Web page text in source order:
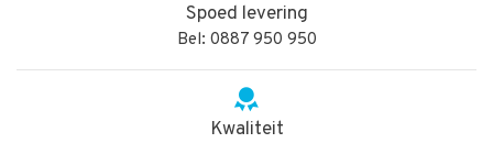
Spoed levering
Bel: 0887 950 950
Kwaliteit